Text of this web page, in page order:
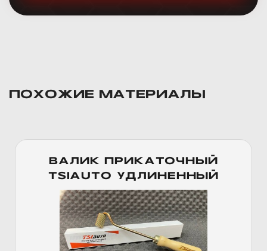
ПОХОЖИЕ МАТЕРИАЛЫ
ВАЛИК ПРИКАТОЧНЫЙ
TSIAUTO УДЛИНЕННЫЙ